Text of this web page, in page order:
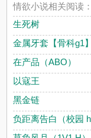
情欲小说相关阅读：
生死树
金属牙套【骨科g1】
在产品（ABO）
以寇王
黑金链
负距离告白（校园 h